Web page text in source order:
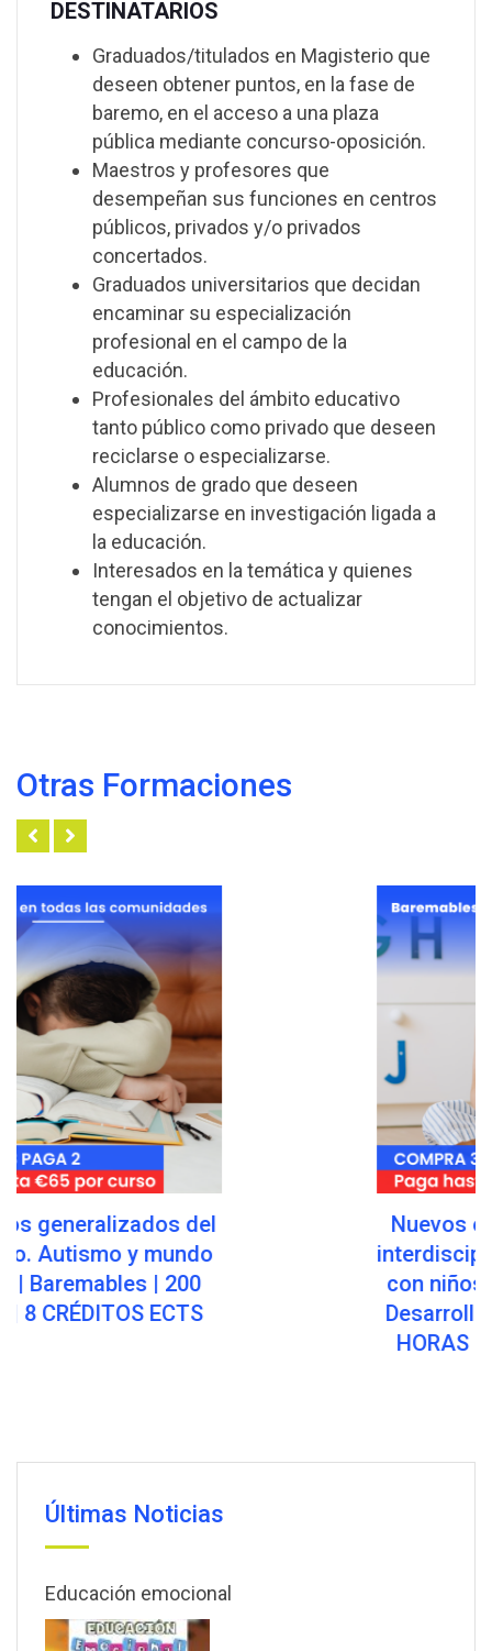
DESTINATARIOS
Graduados/titulados en Magisterio que
deseen obtener puntos, en la fase de
baremo, en el acceso a una plaza
pública mediante concurso-oposición.
Maestros y profesores que
desempeñan sus funciones en centros
públicos, privados y/o privados
concertados.
Graduados universitarios que decidan
encaminar su especialización
profesional en el campo de la
educación.
Profesionales del ámbito educativo
tanto público como privado que deseen
reciclarse o especializarse.
Alumnos de grado que deseen
especializarse en investigación ligada a
la educación.
Interesados en la temática y quienes
tengan el objetivo de actualizar
conocimientos.
Otras Formaciones
Nuevos enfoques Clínicos e
interdisciplinarios en el trabajo
con niños con Trastornos de
Desarrollo | Baremables | 200
Últimas Noticias
Educación emocional